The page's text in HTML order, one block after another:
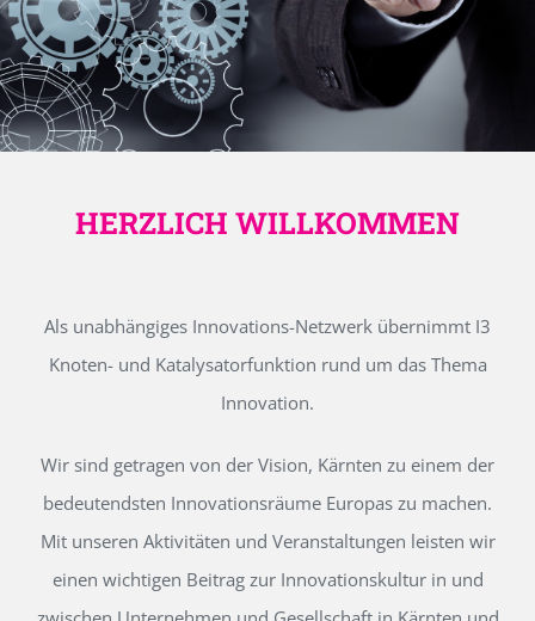
HERZLICH WILLKOMMEN
Als unabhängiges Innovations-Netzwerk übernimmt I3
Knoten- und Katalysatorfunktion rund um das Thema
Innovation.
Wir sind getragen von der Vision, Kärnten zu einem der
bedeutendsten Innovationsräume Europas zu machen.
Mit unseren Aktivitäten und Veranstaltungen leisten wir
einen wichtigen Beitrag zur Innovationskultur in und